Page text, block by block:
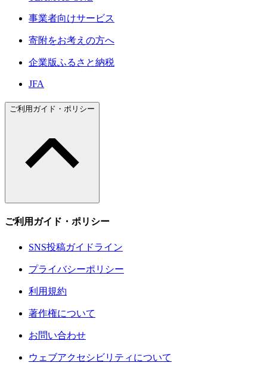
事業者向けサービス
寄附をお考えの方へ
企業版ふるさと納税
JFA
ご利用ガイド・ポリシー
ご利用ガイド・ポリシー
SNS投稿ガイドライン
プライバシーポリシー
利用規約
著作権について
お問い合わせ
ウェブアクセシビリティについて